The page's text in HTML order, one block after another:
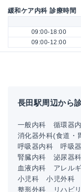
緩和ケア内科 診療時間
09:00-18:00
09:00-12:00
長田駅周辺から
一般内科 循環器
消化器外科(食道・
呼吸器内科
呼吸
腎臓内科
泌尿器科
血液内科
アレル
小児科
小児外科
整形外科
リハビ